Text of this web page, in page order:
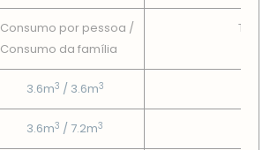
Consumo por pessoa /
Consumo da famí­lia
Tarifa
3.6m3 / 3.6m3
3.6m3 / 7.2m3